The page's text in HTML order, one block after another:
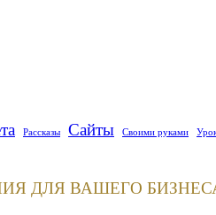
Рассказы Сайты Своими руками
ДЛЯ ВАШЕГО БИЗНЕСА.